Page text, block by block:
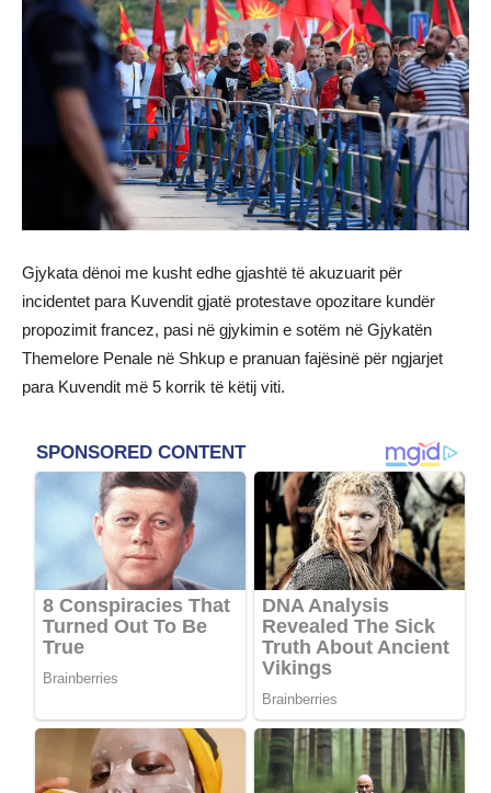
Gjykata dënoi me kusht edhe gjashtë të akuzuarit për
incidentet para Kuvendit gjatë protestave opozitare kundër
propozimit francez, pasi në gjykimin e sotëm në Gjykatën
Themelore Penale në Shkup e pranuan fajësinë për ngjarjet
para Kuvendit më 5 korrik të këtij viti.